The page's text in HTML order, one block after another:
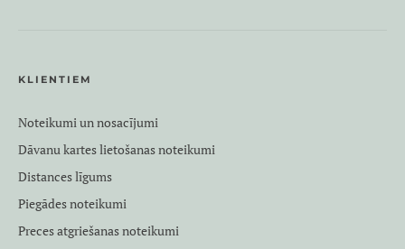
KLIENTIEM
Noteikumi un nosacījumi
Dāvanu kartes lietošanas noteikumi
Distances līgums
Piegādes noteikumi
Preces atgriešanas noteikumi